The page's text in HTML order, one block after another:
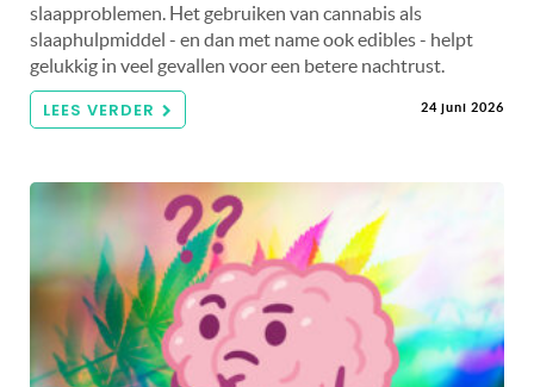
slaapproblemen. Het gebruiken van cannabis als
slaaphulpmiddel - en dan met name ook edibles - helpt
gelukkig in veel gevallen voor een betere nachtrust.
LEES VERDER 24 juni 2026